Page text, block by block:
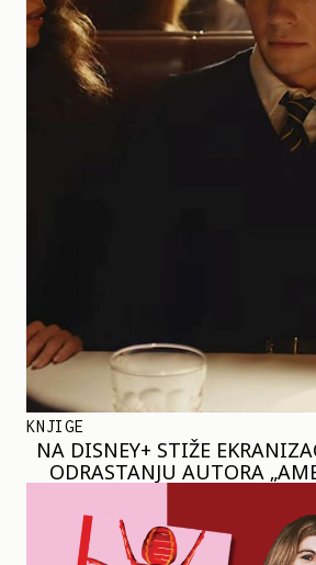
KNJIGE
NA DISNEY+ STIŽE
ODRASTANJU AUTORA